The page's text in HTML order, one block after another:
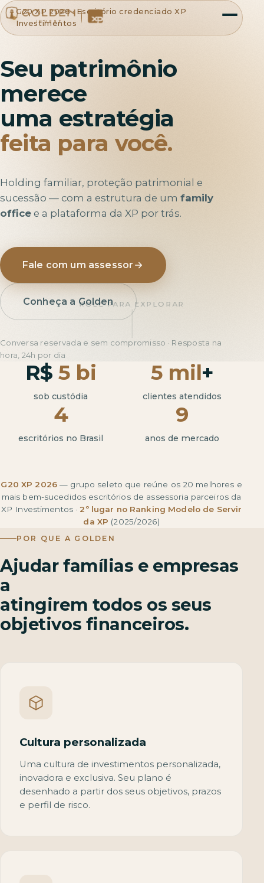
G20 XP 2026 · Escritório credenciado XP
Investimentos
Seu patrimônio
merece
uma estratégia
feita para você.
Holding familiar, proteção patrimonial e
sucessão — com a estrutura de um family
office e a plataforma da XP por trás.
Fale com um assessor
Conheça a Golden
Conversa reservada e sem compromisso · Resposta na
hora, 24h por dia
ROLE PARA EXPLORAR
R$ 5 bi
sob custódia
5 mil+
clientes atendidos
4
escritórios no Brasil
9
anos de mercado
G20 XP 2026— grupo seleto que reúne os 20 melhores e
mais bem-sucedidos escritórios de assessoria parceiros da
XP Investimentos · 2º lugar no Ranking Modelo de Servir
da XP (2025/2026)
POR QUE A GOLDEN
Ajudar famílias e empresas
a
atingirem todos os seus
objetivos financeiros.
Cultura personalizada
Uma cultura de investimentos personalizada,
inovadora e exclusiva. Seu plano é
desenhado a partir dos seus objetivos, prazos
e perfil de risco.